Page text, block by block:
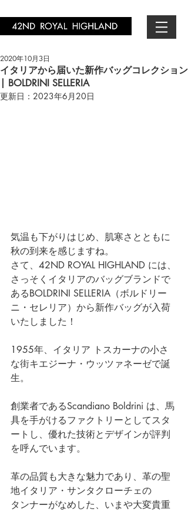
イタリアから届いた新作バッグコレクション
| BOLDRINI SELLERIA
2020年10月3日
更新日： 2023年6月20日
気温も下がりはじめ、肌寒さとともに
秋の到来を感じますね。
さて、42ND ROYAL HIGHLAND には、
さっそくイタリアのバッグブランドで
あるBOLDRINI SELLERIA（ボルドリー
ニ・セレリア） から新作バッグが入荷
いたしました！
1955年、イタリア トスカーナの小さ
な街キエジーナ・ウッツァネーゼで誕
生。
創業者であるScandiano Boldrini は、馬
具を手がけるファクトリーとしてスタ
ートし、優れた技術とデザインが評判
を呼んでいます。
革の品質も大きな魅力であり、革の聖
地イタリア・サンタクローチェの
タンナーがなめした、いまや大変貴重